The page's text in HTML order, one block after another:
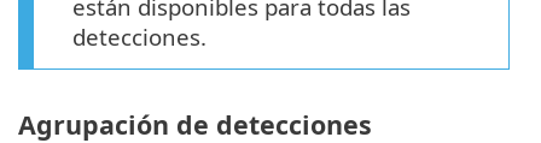
están disponibles para todas las
detecciones.
Agrupación de detecciones